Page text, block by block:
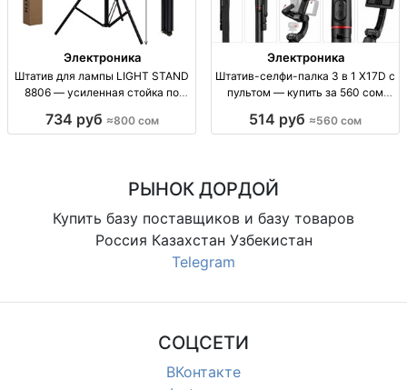
Электроника
Штатив для лампы LIGHT STAND
8806 — усиленная стойка по
лампы, LIGHT STAND 8806,
734 руб ≈800 сом
Электроника
Штатив-селфи-палка 3 в 1 X17D с
пультом — купить за 560 сом
пульт ДУ, для смартфона,
514 руб ≈560 сом
РЫНОК ДОРДОЙ
Купить базу поставщиков и базу товаров
Россия Казахстан Узбекистан
Telegram
СОЦСЕТИ
ВКонтакте